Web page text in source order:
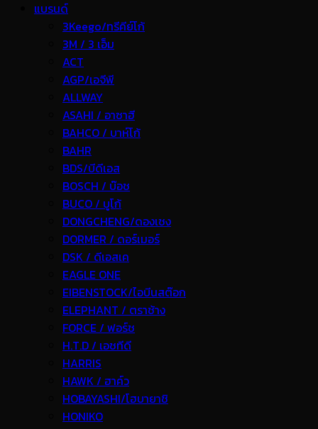
แบรนด์
3Keego/ทรีคีย์โก้
3M / 3 เอ็ม
ACT
AGP/เอจีพี
ALLWAY
ASAHI / อาซาฮี
BAHCO / บาห์โก้
BAHR
BDS/บีดีเอส
BOSCH / บ๊อช
BUCO / บูโก้
DONGCHENG/ดองเชง
DORMER / ดอร์เมอร์
DSK / ดีเอสเค
EAGLE ONE
EIBENSTOCK/ไอบีนสต๊อก
ELEPHANT / ตราช้าง
FORCE / ฟอร์ช
H.T.D / เอชทีดี
HARRIS
HAWK / ฮาค์ว
HOBAYASHI/โฮบายาชิ
HONIKO